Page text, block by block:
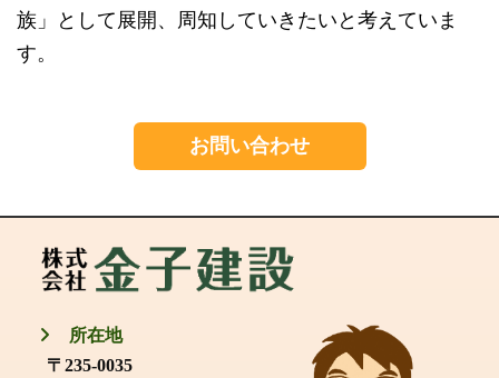
族」として展開、周知していきたいと考えていま
す。
お問い合わせ
所在地
〒235-0035